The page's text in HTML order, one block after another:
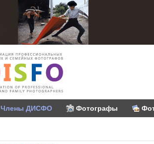
Члены ДИСФО Фотографы